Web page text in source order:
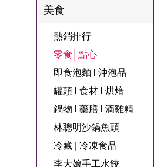
夜聯名
超級紅人榜聯
名
百味人生戲劇
型男大主廚聯
名
節目聯名商品
品
罐頭 l 食材 l 烘
焙
鍋物 l 藥膳 l 滴
雞精
林聰明沙鍋魚
清潔用品
寢具│床墊
宗教開運
ELVIS愛菲斯
Astonish英國潔
機能服飾
配件
PP波瑟楓妮品
牌館
池昌旭代言
Bello. U
OUR FAMILY
一家人
甘味人生
狀元堂牛樟芝
女內褲
男內褲
NEONER
美容專區
涼夏家電
3C
1MORE耳機
甘味人生鍵力
肽↙85折
美食
熱銷排行
零食│點心
即食泡麵 l 沖泡品
罐頭 l 食材 l 烘焙
鍋物 l 藥膳 l 滴雞精
林聰明沙鍋魚頭
冷藏 | 冷凍食品
李大娘手工水餃